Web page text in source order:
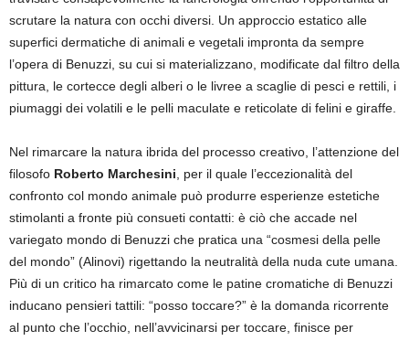
scrutare la natura con occhi diversi. Un approccio estatico alle
superfici dermatiche di animali e vegetali impronta da sempre
l’opera di Benuzzi, su cui si materializzano, modificate dal filtro della
pittura, le cortecce degli alberi o le livree a scaglie di pesci e rettili, i
piumaggi dei volatili e le pelli maculate e reticolate di felini e giraffe.
Nel rimarcare la natura ibrida del processo creativo, l’attenzione del
filosofo Roberto Marchesini , per il quale l’eccezionalità del
confronto col mondo animale può produrre esperienze estetiche
stimolanti a fronte più consueti contatti: è ciò che accade nel
variegato mondo di Benuzzi che pratica una “cosmesi della pelle
del mondo” (Alinovi) rigettando la neutralità della nuda cute umana.
Più di un critico ha rimarcato come le patine cromatiche di Benuzzi
inducano pensieri tattili: “posso toccare?” è la domanda ricorrente
al punto che l’occhio, nell’avvicinarsi per toccare, finisce per